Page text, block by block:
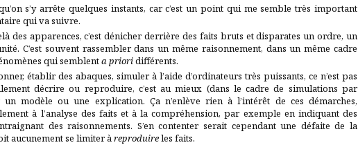
s’y arrête quelques instants, car c’est un point qui me semble très important
qui va suivre.
des apparences, c’est dénicher derrière des faits bruts et disparates un ordre, un
C’est souvent rassembler dans un même raisonnement, dans un même cadre
qui semblenta prioridifférents.
établir des abaques, simuler à l’aide d’ordinateurs très puissants, ce n’est pas
décrire ou reproduire, c’est au mieux (dans le cadre de simulations par
modèle ou une explication. Ça n’enlève rien à l’intérêt de ces démarches,
à l’analyse des faits et à la compréhension, par exemple en indiquant des
des raisonnements. S’en contenter serait cependant une défaite de la
aucunement se limiter àreproduireles faits.